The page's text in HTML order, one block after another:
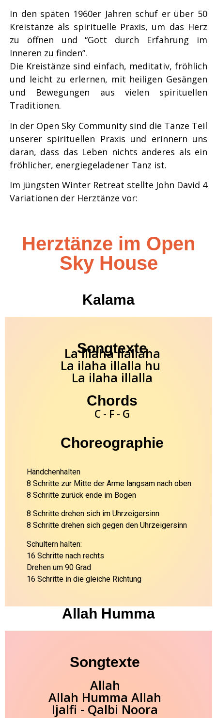
In den späten 1960er Jahren schuf er über 50
Kreistänze als spirituelle Praxis, um das Herz
zu öffnen und “Gott durch Erfahrung im
Inneren zu finden”.
Die Kreistänze sind einfach, meditativ, fröhlich
und leicht zu erlernen, mit heiligen Gesängen
und Bewegungen aus vielen spirituellen
Traditionen.
In der Open Sky Community sind die Tänze Teil
unserer spirituellen Praxis und erinnern uns
daran, dass das Leben nichts anderes als ein
fröhlicher, energiegeladener Tanz ist.
Im jüngsten Winter Retreat stellte John David 4
Variationen der Herztänze vor:
Herztänze im Open
Sky House
Kalama
Songtexte
La Illaha Ilallaha
La ilaha illalla hu
La ilaha illalla
Chords
C - F - G
Choreographie
Händchenhalten
8 Schritte zur Mitte der Arme langsam nach oben
8 Schritte zurück ende im Bogen
8 Schritte drehen sich im Uhrzeigersinn
8 Schritte drehen sich gegen den Uhrzeigersinn
Schultern halten:
16 Schritte nach rechts
Drehen um 90 Grad
16 Schritte in die gleiche Richtung
Allah Humma
Songtexte
Allah
Allah Humma Allah
Ijalfi - Qalbi Noora